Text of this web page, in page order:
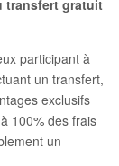
transfert gratuit
participant à
un transfert,
exclusifs
100% des frais
un